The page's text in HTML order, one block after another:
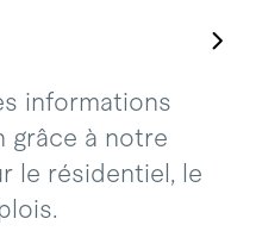
informations
grâce à notre
le résidentiel, le